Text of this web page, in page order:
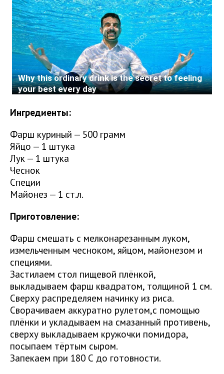
Ингредиенты:
Фарш куриный — 500 грамм
Яйцо — 1 штука
Лук — 1 штука
Чеснок
Специи
Майонез — 1 ст.л.
Приготовление:
Фарш смешать с мелконарезанным луком,
измельченным чесноком, яйцом, майонезом и
специями.
Застилаем стол пищевой плёнкой,
выкладываем фарш квадратом, толщиной 1 см.
Сверху распределяем начинку из риса.
Сворачиваем аккуратно рулетом,с помощью
плёнки и укладываем на смазанный противень,
сверху выкладываем кружочки помидора,
посыпаем тёртым сыром.
Запекаем при 180 С до готовности.